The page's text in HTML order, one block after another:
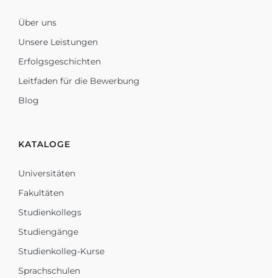
Über uns
Unsere Leistungen
Erfolgsgeschichten
Leitfaden für die Bewerbung
Blog
KATALOGE
Universitäten
Fakultäten
Studienkollegs
Studiengänge
Studienkolleg-Kurse
Sprachschulen